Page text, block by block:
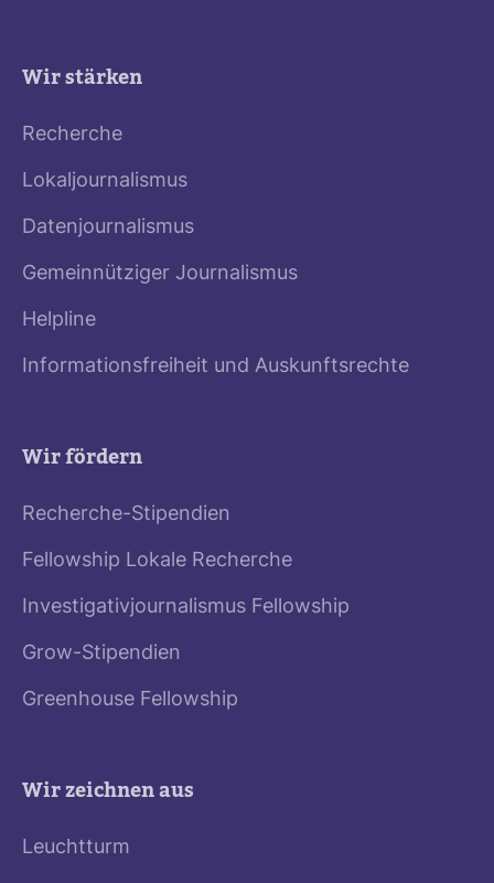
Wir stärken
Recherche
Lokaljournalismus
Datenjournalismus
Gemeinnütziger Journalismus
Helpline
Informationsfreiheit und Auskunftsrechte
Wir fördern
Recherche-Stipendien
Fellowship Lokale Recherche
Investigativjournalismus Fellowship
Grow-Stipendien
Greenhouse Fellowship
Wir zeichnen aus
Leuchtturm